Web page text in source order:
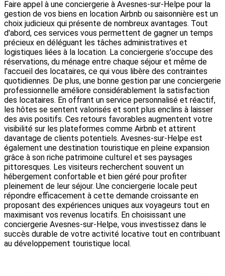
Faire appel à une conciergerie à Avesnes-sur-Helpe pour la
gestion de vos biens en location Airbnb ou saisonnière est un
choix judicieux qui présente de nombreux avantages. Tout
d'abord, ces services vous permettent de gagner un temps
précieux en déléguant les tâches administratives et
logistiques liées à la location. La conciergerie s'occupe des
réservations, du ménage entre chaque séjour et même de
l'accueil des locataires, ce qui vous libère des contraintes
quotidiennes. De plus, une bonne gestion par une conciergerie
professionnelle améliore considérablement la satisfaction
des locataires. En offrant un service personnalisé et réactif,
les hôtes se sentent valorisés et sont plus enclins à laisser
des avis positifs. Ces retours favorables augmentent votre
visibilité sur les plateformes comme Airbnb et attirent
davantage de clients potentiels. Avesnes-sur-Helpe est
également une destination touristique en pleine expansion
grâce à son riche patrimoine culturel et ses paysages
pittoresques. Les visiteurs recherchent souvent un
hébergement confortable et bien géré pour profiter
pleinement de leur séjour. Une conciergerie locale peut
répondre efficacement à cette demande croissante en
proposant des expériences uniques aux voyageurs tout en
maximisant vos revenus locatifs. En choisissant une
conciergerie Avesnes-sur-Helpe, vous investissez dans le
succès durable de votre activité locative tout en contribuant
au développement touristique local.